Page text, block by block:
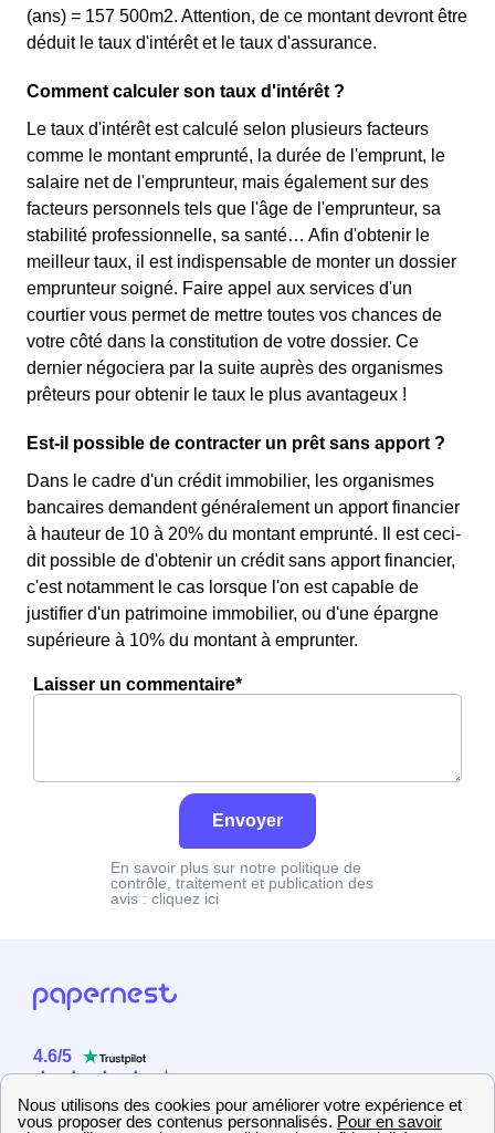
(ans) = 157 500m2. Attention, de ce montant devront être
déduit le taux d'intérêt et le taux d'assurance.
Comment calculer son taux d'intérêt ?
Le taux d'intérêt est calculé selon plusieurs facteurs
comme le montant emprunté, la durée de l'emprunt, le
salaire net de l'emprunteur, mais également sur des
facteurs personnels tels que l'âge de l'emprunteur, sa
stabilité professionnelle, sa santé… Afin d'obtenir le
meilleur taux, il est indispensable de monter un dossier
emprunteur soigné. Faire appel aux services d'un
courtier vous permet de mettre toutes vos chances de
votre côté dans la constitution de votre dossier. Ce
dernier négociera par la suite auprès des organismes
prêteurs pour obtenir le taux le plus avantageux !
Est-il possible de contracter un prêt sans apport ?
Dans le cadre d'un crédit immobilier, les organismes
bancaires demandent généralement un apport financier
à hauteur de 10 à 20% du montant emprunté. Il est ceci-
dit possible de d'obtenir un crédit sans apport financier,
c'est notamment le cas lorsque l'on est capable de
justifier d'un patrimoine immobilier, ou d'une épargne
supérieure à 10% du montant à emprunter.
Laisser un commentaire*
Envoyer
En savoir plus sur notre politique de
contrôle, traitement et publication des
avis : cliquez ici
4.6/5
2358 utilisateurs